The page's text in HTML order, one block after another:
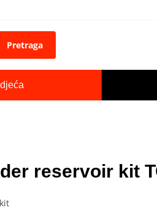
Pretraga
reservoir kit